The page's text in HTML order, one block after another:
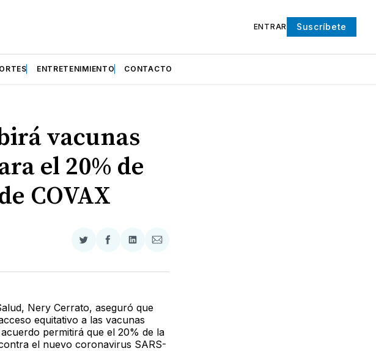
ENTRAR Suscríbete
ENTRETENIMIENTO CONTACTO
vacunas
el 20% de
COVAX
Compartir
Twitter
Compartir
Facebook
Compartir
LinkedIn
Compartir
Email
Nery Cerrato, aseguró que
equitativo a las vacunas
permitirá que el 20% de la
el nuevo coronavirus SARS-